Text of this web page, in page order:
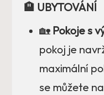
🏨 UBYTOVÁNÍ
🏡 Pokoje s
pokoj je
maximální
se můžete